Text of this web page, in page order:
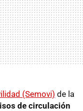
(Semovi) de la
de circulación